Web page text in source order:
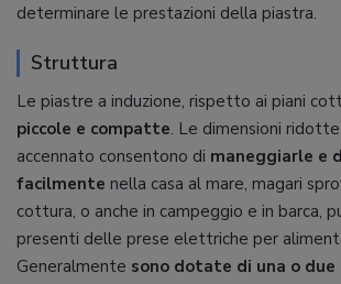
determinare le prestazioni della piastra.
Struttura
Le piastre a induzione, rispetto ai piani
piccole e compatte. Le dimensioni
accennato consentono di maneggiarle e
facilmente nella casa al mare, magari
cottura, o anche in campeggio e in barca,
presenti delle prese elettriche per
Generalmente sono dotate di una o